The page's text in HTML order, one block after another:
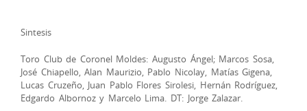
Sintesis
Toro Club de Coronel Moldes: Augusto Ángel; Marcos Sosa,
José Chiapello, Alan Maurizio, Pablo Nicolay, Matías Gigena,
Lucas Cruzeño, Juan Pablo Flores Sirolesi, Hernán Rodríguez,
Edgardo Albornoz y Marcelo Lima. DT: Jorge Zalazar.